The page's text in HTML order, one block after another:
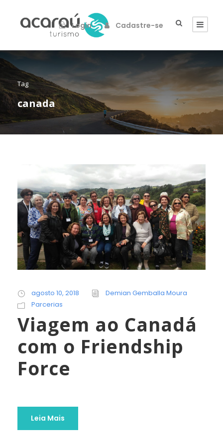
Login Cadastre-se
Tag
canada
agosto 10, 2018
Demian Gemballa Moura
Parcerias
Viagem ao Canadá
com o Friendship
Force
Leia Mais